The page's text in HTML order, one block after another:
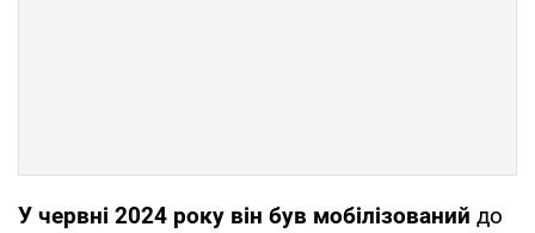
У червні 2024 року він був мобілізований до